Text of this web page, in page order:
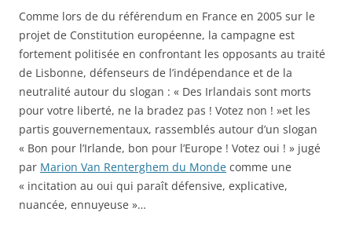
Comme lors de du référendum en France en 2005 sur le
projet de Constitution européenne, la campagne est
fortement politisée en confrontant les opposants au traité
de Lisbonne, défenseurs de l’indépendance et de la
neutralité autour du slogan : « Des Irlandais sont morts
pour votre liberté, ne la bradez pas ! Votez non ! »et les
partis gouvernementaux, rassemblés autour d’un slogan
« Bon pour l’Irlande, bon pour l’Europe ! Votez oui ! » jugé
par Marion Van Renterghem du Monde comme une
« incitation au oui qui paraît défensive, explicative,
nuancée, ennuyeuse »…